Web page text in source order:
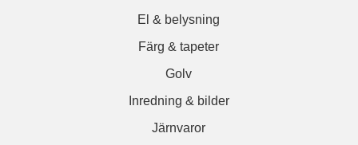
El & belysning
Färg & tapeter
Golv
Inredning & bilder
Järnvaror